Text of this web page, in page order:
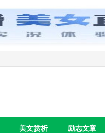
美文赏析 励志文章